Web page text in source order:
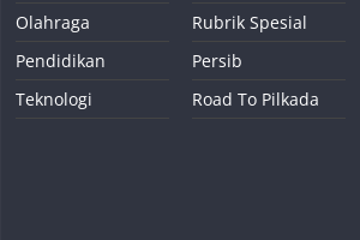
Olahraga
Pendidikan
Teknologi
Rubrik Spesial
Persib
Road To Pilkada